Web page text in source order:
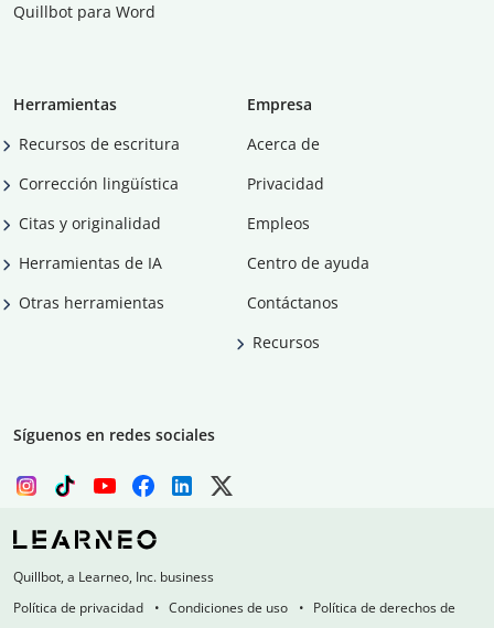
Quillbot para Word
Herramientas
Recursos de escritura
Corrección lingüística
Citas y originalidad
Herramientas de IA
Otras herramientas
Empresa
Acerca de
Privacidad
Empleos
Centro de ayuda
Contáctanos
Recursos
Síguenos en redes sociales
Quillbot, a Learneo, Inc. business
Política de privacidad
Condiciones de uso
Política de derechos de